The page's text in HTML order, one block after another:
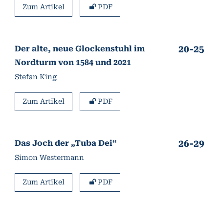
Zum Artikel PDF
Der alte, neue Glockenstuhl im
Nordturm von 1584 und 2021
Stefan King
Zum Artikel PDF
20-25
Das Joch der „Tuba Dei“
Simon Westermann
Zum Artikel PDF
26-29